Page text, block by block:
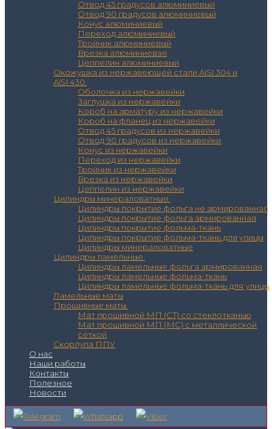
Отвод 45 градусов алюминиевый
Отвод 90 градусов алюминиевый
Конус алюминиевый
Переход алюминиевый
Тройник алюминиевый
Врезка алюминиевая
Цеппелин алюминиевый
Окожушка из нержавеющей стали AISI 304 и
AISI 430
Оболочка из нержавейки
Заглушка из нержавейки
Короб на арматуру из нержавейки
Короб на фланец из нержавейки
Отвод 45 градусов из нержавейки
Отвод 90 градусов из нержавейки
Конус из нержавейки
Переход из нержавейки
Тройник из нержавейки
Врезка из нержавейки
Цеппелин из нержавейки
Цилиндры минераловатные
Цилиндры покрытие фольга не армированная
Цилиндры покрытие фольга армированная
Цилиндры покрытие фольма-ткань
Цилиндры покрытие фольма-ткань для улицы
Цилиндры минераловатные
Цилиндры ламельные
Цилиндры ламельные фольга армированная
Цилиндры ламельные фольма-ткань
Цилиндры ламельные фольма-ткань для улицы
Ламельные маты
Прошивные маты
Мат прошивной МП (СТ) со стеклотканью
Мат прошивной МП (МС) с металлической
сеткой
Скорлупа ППУ
О нас
Наши работы
Контакты
Полезное
Новости